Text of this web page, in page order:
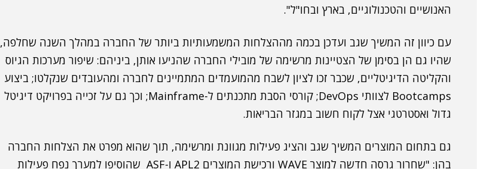
האנושיים והטכנולוגיים, בארץ ובחו"ל".
עם כיוון זה המשיך שגב ועדכן בכמה מההצלחות המשמעותיות ביותר של החברה במהלך השנה שחלפה,
שהיו גם הן בסימן של הצטיינות מרשימה של מובילי החברה שהניעו אותן, ביניהם: שיפור מערכות הגיוס
והקליטה הדיגיטליים, שכבר זכו לציון לשבח מהמועמדים המתמיינים לחברה ומהעובדים שנקלטו; ביצוע
Bootcamps לצוותי DevOps; קורסי הסבת מתכנתים ל-Mainframe; וכך גם על זכייה בפרויקט דיגיטל
גדול ואסטרטגי אצל לקוח חשוב במגזר הבריאות.
גם בתחום המוצרים המשיך שגב והציג פעילות מגוונת ומרשימה, תוך שהוא מפרט את הצלחות החברה
בהן: "שחרור גרסה חדשה למוצר WAVE ורכישת המוצרים APL2 ו-ASF שהוסיפו למערך נפח פעילות